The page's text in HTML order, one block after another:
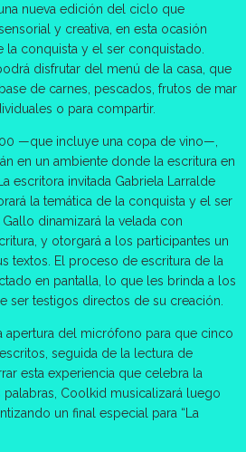
nueva edición del ciclo que
y creativa, en esta ocasión
la conquista y el ser conquistado.
disfrutar del menú de la casa, que
de carnes, pescados, frutos de mar
o para compartir.
—que incluye una copa de vino—,
en un ambiente donde la escritura en
escritora invitada Gabriela Larralde
la temática de la conquista y el ser
dinamizará la velada con
y otorgará a los participantes un
textos. El proceso de escritura de la
en pantalla, lo que les brinda a los
ser testigos directos de su creación.
apertura del micrófono para que cinco
seguida de la lectura de
esta experiencia que celebra la
Coolkid musicalizará luego
un final especial para “La